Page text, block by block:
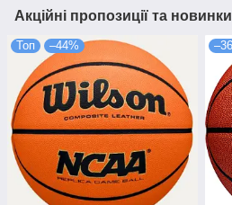
Акційні пропозиції та новинки
Топ –44%